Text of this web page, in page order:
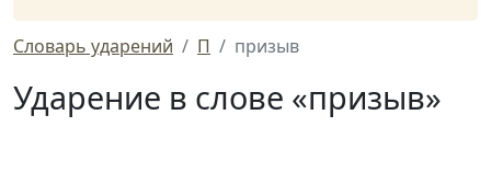
Словарь ударений П призыв
Ударение в слове «призыв»